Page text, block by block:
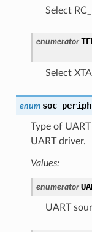
Select
enumerator
Select
enum
Type of
UART driver.
Values:
enumerator
UART